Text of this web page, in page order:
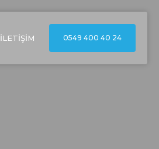
0549 400 40 24
İLETİŞİM